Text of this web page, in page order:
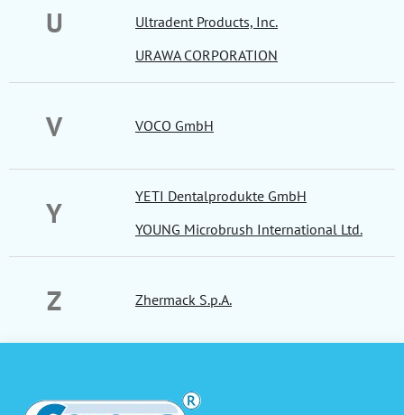
U
Ultradent Products, Inc.
URAWA CORPORATION
V VOCO GmbH
Y
YETI Dentalprodukte GmbH
YOUNG Microbrush International Ltd.
Z Zhermack S.p.A.